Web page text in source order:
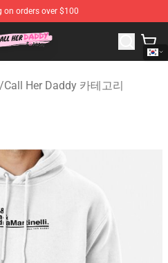
on orders over $100
Official Call Her Daddy
/Call Her Daddy 카테고리